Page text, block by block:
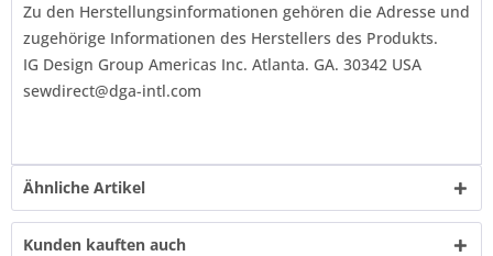
Zu den Herstellungsinformationen gehören die Adresse und
zugehörige Informationen des Herstellers des Produkts.
IG Design Group Americas Inc. Atlanta. GA. 30342 USA
sewdirect@dga-intl.com
Ähnliche Artikel
Kunden kauften auch